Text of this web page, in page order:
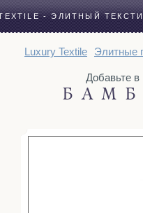
TEXTILE - ЭЛИТНЫЙ
Luxury Textile Элитные
Добавьте в